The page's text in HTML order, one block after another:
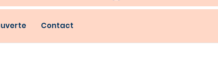
Contact